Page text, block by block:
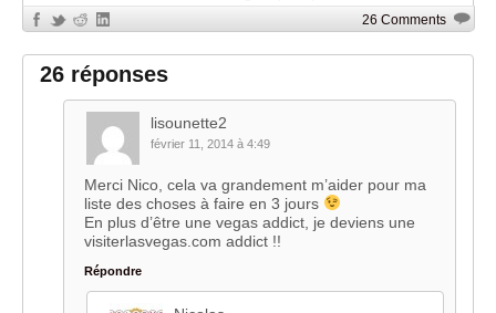
26 Comments
26 réponses
lisounette2
février 11, 2014 à 4:49
Merci Nico, cela va grandement m’aider pour ma
liste des choses à faire en 3 jours
En plus d’être une vegas addict, je deviens une
visiterlasvegas.com addict !!
Répondre